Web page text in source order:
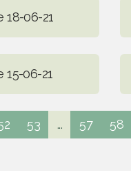
18-06-21
15-06-21
53 ... 57 58